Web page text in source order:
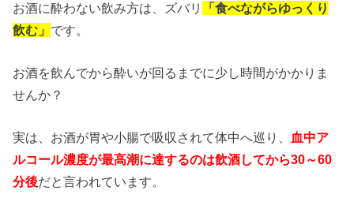
お酒に酔わない飲み方は、ズバリ
「食べながらゆっくり
飲む」 です。
お酒を飲んでから酔いが回るまでに少し時間がかかりま
せんか？
実は、お酒が胃や小腸で吸収されて体中へ巡り、 血中ア
ルコール濃度が最高潮に達するのは飲酒してから30～60
分後だと言われています。